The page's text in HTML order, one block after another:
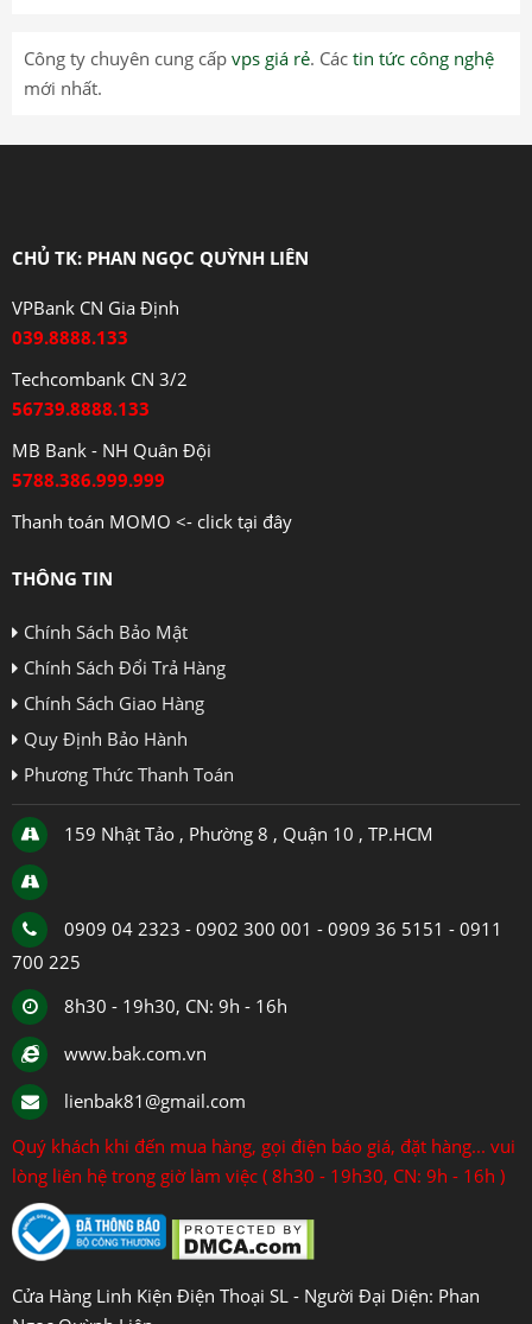
Công ty chuyên cung cấp vps giá rẻ. Các tin tức công nghệ
mới nhất.
CHỦ TK: PHAN NGỌC QUỲNH LIÊN
VPBank CN Gia Định
039.8888.133
Techcombank CN 3/2
56739.8888.133
MB Bank - NH Quân Đội
5788.386.999.999
Thanh toán MOMO <- click tại đây
THÔNG TIN
Chính Sách Bảo Mật
Chính Sách Đổi Trả Hàng
Chính Sách Giao Hàng
Quy Định Bảo Hành
Phương Thức Thanh Toán
159 Nhật Tảo , Phường 8 , Quận 10 , TP.HCM
0909 04 2323 - 0902 300 001 - 0909 36 5151 - 0911
700 225
8h30 - 19h30, CN: 9h - 16h
www.bak.com.vn
lienbak81@gmail.com
Quý khách khi đến mua hàng, gọi điện báo giá, đặt hàng... vui
lòng liên hệ trong giờ làm việc ( 8h30 - 19h30, CN: 9h - 16h )
Cửa Hàng Linh Kiện Điện Thoại SL - Người Đại Diện: Phan